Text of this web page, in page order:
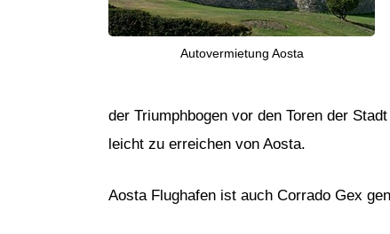
Autovermietung Aosta
der Triumphbogen vor den Toren der
leicht zu erreichen von Aosta.
Aosta Flughafen ist auch Corrado Gex